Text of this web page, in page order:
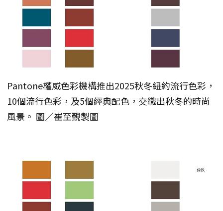
Pantone權威色彩機構推出2025秋冬紐約流行色彩，
10個流行色彩，及5個經典配色，交織出秋冬的時尚
風景。 圖／崔至覲製圖